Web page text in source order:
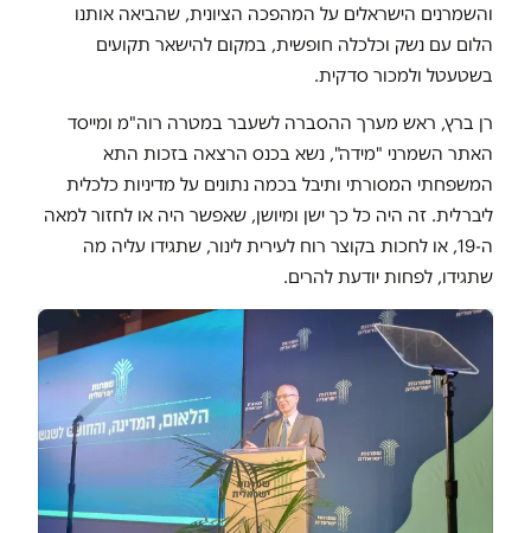
והשמרנים הישראלים על המהפכה הציונית, שהביאה אותנו
הלום עם נשק וכלכלה חופשית, במקום להישאר תקועים
בשטעטל ולמכור סדקית.
רן ברץ, ראש מערך ההסברה לשעבר במטרה רוה"מ ומייסד
האתר השמרני "מידה", נשא בכנס הרצאה בזכות התא
המשפחתי המסורתי ותיבל בכמה נתונים על מדיניות כלכלית
ליברלית. זה היה כל כך ישן ומיושן, שאפשר היה או לחזור למאה
ה-19, או לחכות בקוצר רוח לעירית לינור, שתגידו עליה מה
שתגידו, לפחות יודעת להרים.